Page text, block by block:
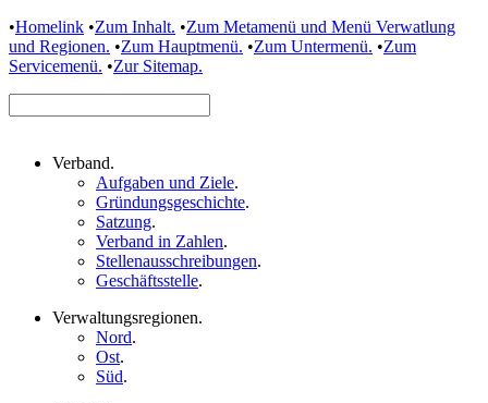
•Homelink •Zum Inhalt. •Zum Metamenü und Menü Verwatlung
und Regionen. •Zum Hauptmenü. •Zum Untermenü. •Zum
Servicemenü. •Zur Sitemap.
Verband.
Aufgaben und Ziele.
Gründungsgeschichte.
Satzung.
Verband in Zahlen.
Stellenausschreibungen.
Geschäftsstelle.
Verwaltungsregionen.
Nord.
Ost.
Süd.